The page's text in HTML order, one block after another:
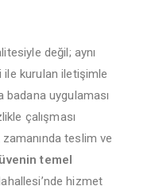
değil; aynı
ile kurulan iletişimle
badana uygulaması
çalışması
teslim ve
temel
hizmet